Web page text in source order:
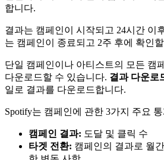
합니다.
결과는 캠페인이 시작되고 24시간 이
는 캠페인이 종료되고 2주 후에 확인
단일 캠페인이나 아티스트의 모든 캠
다운로드할 수 있습니다. 결과 다운로
일로 결과를 다운로드합니다.
Spotify는 캠페인에 관한 3가지 주요
캠페인 결과: 도달 및 클릭 수
타겟 전환: 캠페인의 결과로 월